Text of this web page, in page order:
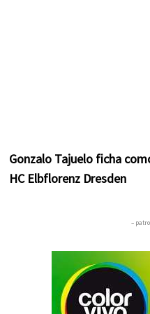
Gonzalo Tajuelo ficha
HC Elbflorenz Dresden
–